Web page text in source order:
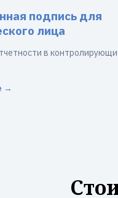
подпись для
лица
в
→